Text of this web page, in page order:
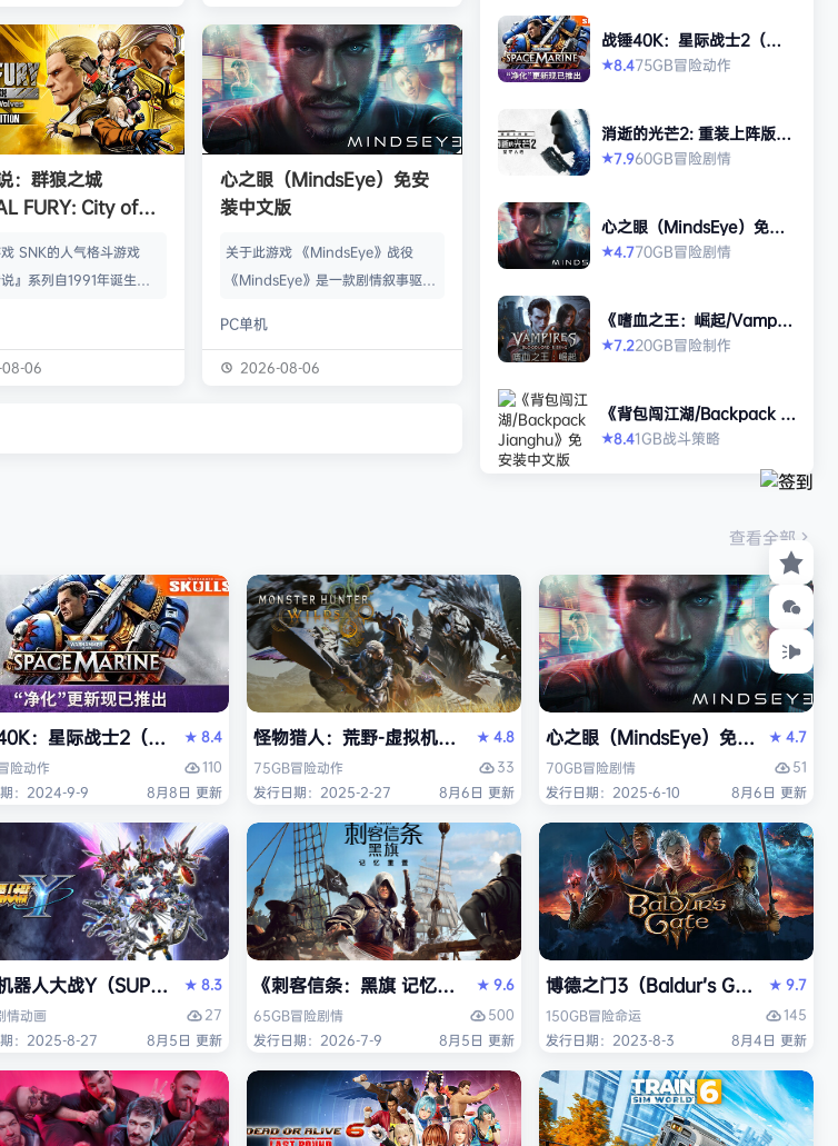
想象的古老启示。 惊人
海之呼唤》中基于物体和
重磅回归，且深度得到全
细腻渲染的环境中寻找线
控制哈利和伊万杰琳，穿
间，破解复杂的多步骤谜
、图标和…
回归极限战士队列的副官德米特里安
·泰图斯，对战人类的敌人，再次证
明你的忠诚。在遥远星球上展开史诗
级战斗，镇压银河系的恐怖乱象，并
揭露黑暗秘密，击退永夜威胁。 投
入星系级战争中！享受激烈而血腥…
：群狼之城
FURY: City of
SNK的人气格斗游戏
说』系列自1991年诞生以
年的『饿狼 -MARK OF
』起，时隔26年，
06
心之眼（MindsEye）免安
装中文版
关于此游戏 《MindsEye》战役
《MindsEye》是一款剧情叙事驱动
背景设定在近未来沙漠城市红石城。
你将扮演雅各布·迪亚兹——一名退
是…
PC单机
2026-08-06
战锤40K：星际战士2（Wa
rhammer 40,000: Space
Marine 2）免安装中文版
★8.475GB冒险动作
消逝的光芒2: 重装上阵版
（Dying Light 2 Stay Hu
man: Reloaded Edition）
★7.960GB冒险剧情
心之眼（MindsEye）免安
装中文版
★4.770GB冒险剧情
《嗜血之王：崛起/Vampir
es: Bloodlord Rising》免
安装中文版
★7.220GB冒险制作
《背包闯江湖/Backpack Ji
anghu》免安装中文版
★8.41GB战斗策略
查看全部
安装中文版
安装中文版
：星际战士2（Warhammer 40,000: Space Marine 2）免安装中文版
★8.4
险动作
110
：2024-9-9
8月8日 更新
怪物猎人：荒野-虚拟机版（Monster Hunter Wilds HYPERVISOR）免
★4.8
75GB冒险动作
33
发行日期：2025-2-27
8月6日 更新
心之眼（MindsEye）免安装中文版
★4.7
70GB冒险剧情
51
发行日期：2025-6-10
8月6日 更新
器人大战Y（SUPER ROBOT WARS Y）免安装中文版
★8.3
情动画
27
：2025-8-27
8月5日 更新
《刺客信条：黑旗 记忆重置-虚拟机版/Assassin’s Creed Black Flag
★9.6
65GB冒险剧情
500
发行日期：2026-7-9
8月5日 更新
博德之门3（Baldur’s Gate 3）免安
★9.7
150GB冒险命运
145
发行日期：2023-8-3
8月4日 更新